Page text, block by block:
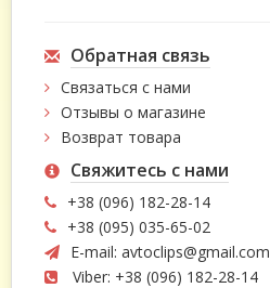
Обратная связь
Связаться с нами
Отзывы о магазине
Возврат товара
Свяжитесь с нами
+38 (096) 182-28-14
+38 (095) 035-65-02
E-mail: avtoclips@gmail.com
Viber: +38 (096) 182-28-14